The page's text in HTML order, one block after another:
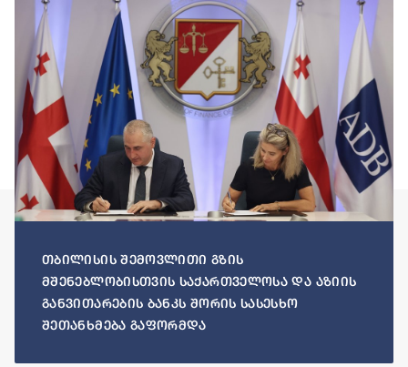
თბილისის შემოვლითი გზის
მშენებლობისთვის საქართველოსა და აზიის
განვითარების ბანკს შორის სასესხო
შეთანხმება გაფორმდა